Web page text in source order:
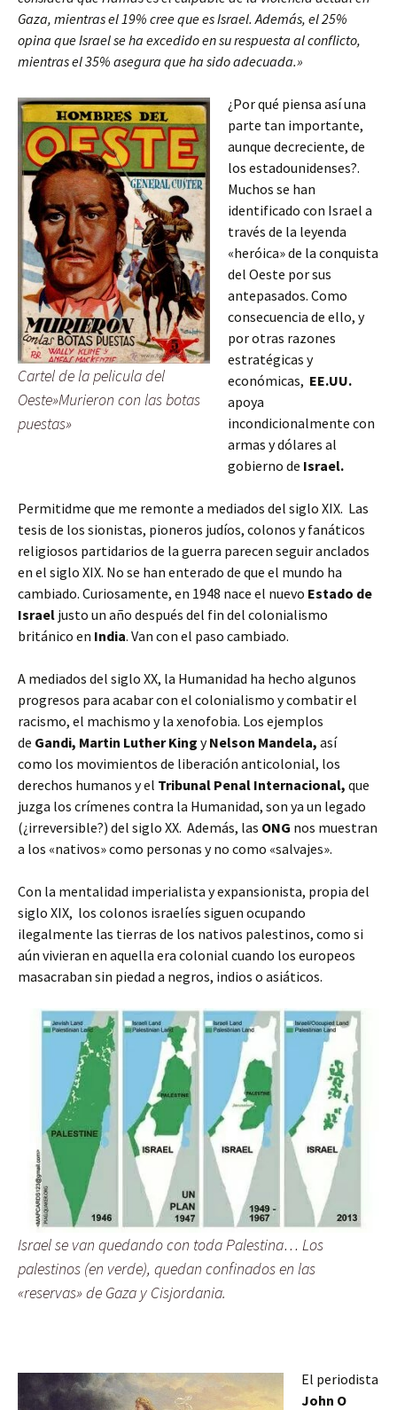
Gaza, mientras el 19% cree que es Israel. Además, el 25%
opina que Israel se ha excedido en su respuesta al conflicto,
mientras el 35% asegura que ha sido adecuada.»
Cartel de la pelicula del
Oeste»Murieron con las botas
puestas»
¿Por qué piensa así una
parte tan importante,
aunque decreciente, de
los estadounidenses?.
Muchos se han
identificado con Israel a
través de la leyenda
«heróica» de la conquista
del Oeste por sus
antepasados. Como
consecuencia de ello, y
por otras razones
estratégicas y
económicas, EE.UU.
apoya
incondicionalmente con
armas y dólares al
gobierno de Israel.
Permitidme que me remonte a mediados del siglo XIX. Las
tesis de los sionistas, pioneros judíos, colonos y fanáticos
religiosos partidarios de la guerra parecen seguir anclados
en el siglo XIX. No se han enterado de que el mundo ha
cambiado. Curiosamente, en 1948 nace el nuevo Estado de
Israel justo un año después del fin del colonialismo
británico en India. Van con el paso cambiado.
A mediados del siglo XX, la Humanidad ha hecho algunos
progresos para acabar con el colonialismo y combatir el
racismo, el machismo y la xenofobia. Los ejemplos
de Gandi, Martin Luther King yNelson Mandela, así
como los movimientos de liberación anticolonial, los
derechos humanos y el Tribunal Penal Internacional, que
juzga los crímenes contra la Humanidad, son ya un legado
(¿irreversible?) del siglo XX. Además, las ONG nos muestran
a los «nativos» como personas y no como «salvajes».
Con la mentalidad imperialista y expansionista, propia del
siglo XIX, los colonos israelíes siguen ocupando
ilegalmente las tierras de los nativos palestinos, como si
aún vivieran en aquella era colonial cuando los europeos
masacraban sin piedad a negros, indios o asiáticos.
Israel se van quedando con toda Palestina… Los
palestinos (en verde), quedan confinados en las
«reservas» de Gaza y Cisjordania.
El periodista
John O